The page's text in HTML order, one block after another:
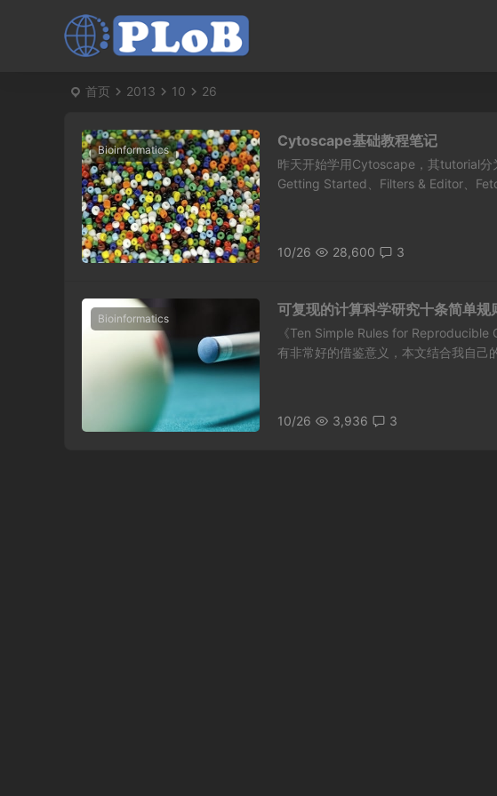
首页 2013 10 26
Bioinformatics
Cytoscape基础教程笔记
昨天开始学用Cytoscape，其tutorial分
Getting Started、Filters & Editor、
10/26 28,600 3
Bioinformatics
可复现的计算科学研究十条简单
《Ten Simple Rules for
有非常好的借鉴意义，本文结合我自己
10/26 3,936 3